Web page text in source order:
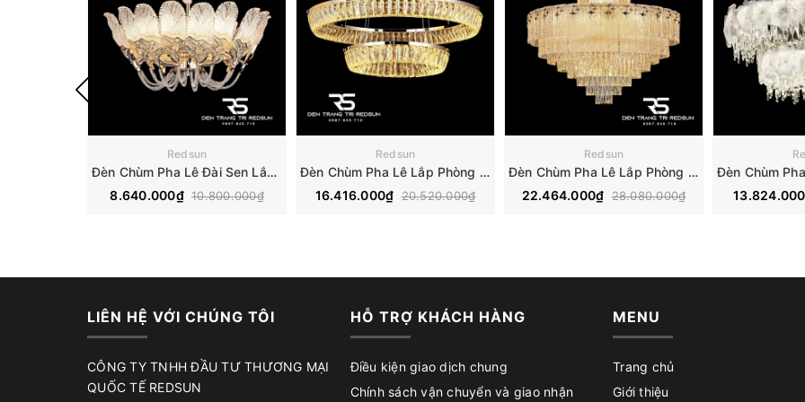
Redsun
Đèn Chùm Pha Lê Đài Sen Lắp Phòng Khách, Phòng Ăn, Khách Sạn, Nhà Hàng Phong Cách Bắc Âu Hiện Đại DCP-018
8.640.000₫ 10.800.000₫
Redsun
Đèn Chùm Pha Lê Lắp Phòng Khách, Phòng Ăn, Khách Sạn, Nhà Hàng Phong Cách Bắc Âu Hiện Đại DCP-019
16.416.000₫ 20.520.000₫
Redsun
Đèn Chùm Pha Lê Lắp Phòng Khách, Phòng Ăn, Khách Sạn, Nhà Hàng Phong Cách Bắc Âu Hiện Đại DCP-017
22.464.000₫ 28.080.000₫
LIÊN HỆ VỚI CHÚNG TÔI
CÔNG TY TNHH ĐẦU TƯ THƯƠNG MẠI
QUỐC TẾ REDSUN
HỖ TRỢ KHÁCH HÀNG
Điều kiện giao dịch chung
Chính sách vận chuyển và giao nhận
MENU
Trang chủ
Giới thiệu